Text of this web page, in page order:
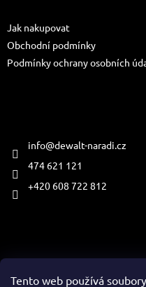
Tento web používá
Jak nakupovat
Obchodní podmínky
Podmínky ochrany osobních
info@dewalt-naradi.cz
474 621 121
+420 608 722 812